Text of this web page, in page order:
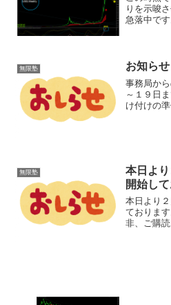
りを示唆
急落中で
う。長期
無限塾 お知らせ
事務局か
～１９日
け付けの
無限塾
本日よ
開始して
本日より
ておりま
非、ご購